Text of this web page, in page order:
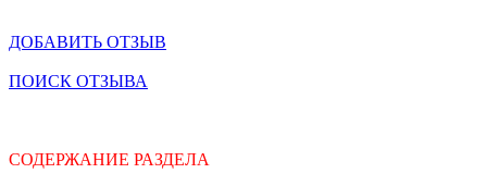
ДОБАВИТЬ ОТЗЫВ
ПОИСК ОТЗЫВА
СОДЕРЖАНИЕ РАЗДЕЛА